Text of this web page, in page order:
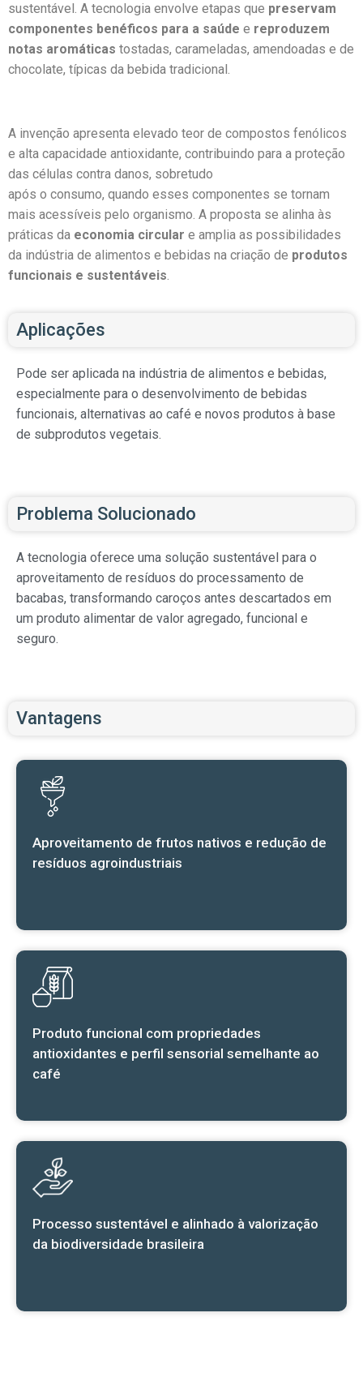
sustentável. A tecnologia envolve etapas que preservam
componentes benéficos para a saúde e reproduzem
notas aromáticas tostadas, carameladas, amendoadas e de
chocolate, típicas da bebida tradicional.
A invenção apresenta elevado teor de compostos fenólicos
e alta capacidade antioxidante, contribuindo para a proteção
das células contra danos, sobretudo
após o consumo, quando esses componentes se tornam
mais acessíveis pelo organismo. A proposta se alinha às
práticas da economia circular e amplia as possibilidades
da indústria de alimentos e bebidas na criação de produtos
funcionais e sustentáveis.
Aplicações
Pode ser aplicada na indústria de alimentos e bebidas,
especialmente para o desenvolvimento de bebidas
funcionais, alternativas ao café e novos produtos à base
de subprodutos vegetais.
Problema Solucionado
A tecnologia oferece uma solução sustentável para o
aproveitamento de resíduos do processamento de
bacabas, transformando caroços antes descartados em
um produto alimentar de valor agregado, funcional e
seguro.
Vantagens
Aproveitamento de frutos nativos e redução de
resíduos agroindustriais
Produto funcional com propriedades
antioxidantes e perfil sensorial semelhante ao
café
Processo sustentável e alinhado à valorização
da biodiversidade brasileira